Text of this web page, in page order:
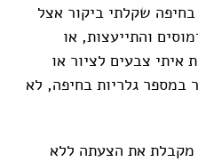
שקלתי ביקור אצל
והתייעצות, או
איתי צבעים לציור או
במספר גלריות בחיפה, לא
מקבלת את הצעתה ללא